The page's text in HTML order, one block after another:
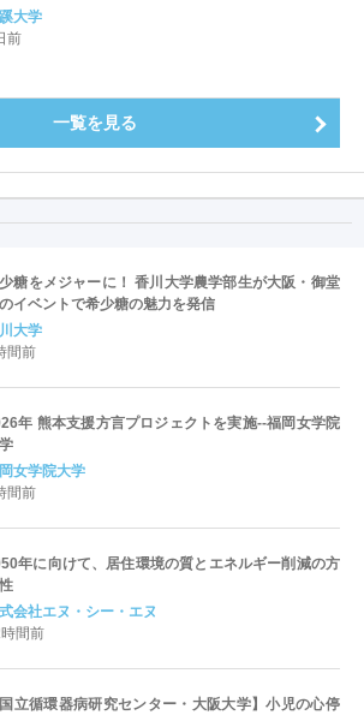
第1位を獲得！～実就職率は26.5%（前年比＋
）に伸長、東京の私立大学でも10位にランクイン
大学
前
一覧を見る
糖をメジャーに！ 香川大学農学部生が大阪・御堂
イベントで希少糖の魅力を発信
大学
間前
年 熊本支援方言プロジェクトを実施--福岡女学院
女学院大学
間前
年に向けて、居住環境の質とエネルギー削減の方
会社エヌ・シー・エヌ
間前
国立循環器病研究センター・大阪大学】小児の心停